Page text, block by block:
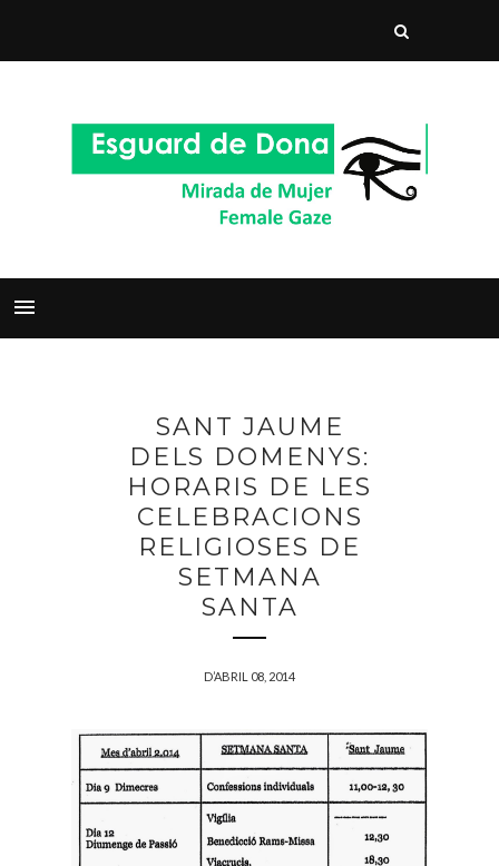
SANT JAUME
DELS DOMENYS:
HORARIS DE LES
CELEBRACIONS
RELIGIOSES DE
SETMANA
SANTA
D’ABRIL 08, 2014